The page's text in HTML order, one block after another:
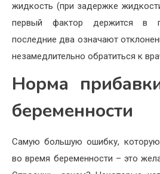
жидкость (при задержке
первый фактор держится в
последние два означают
незамедлительно обратиться к
Норма
беременности
Самую большую ошибку,
во время беременности – это